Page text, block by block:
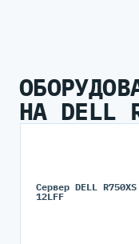
НА DELL
Сервер DELL R750XS
12LFF